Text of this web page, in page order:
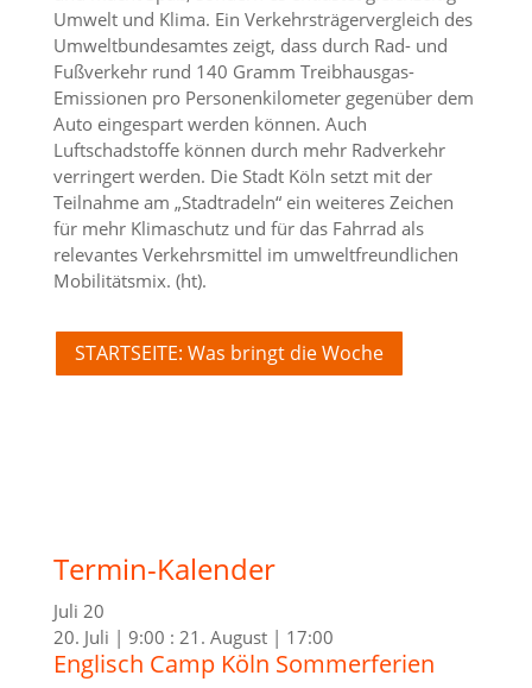
Umwelt und Klima. Ein Verkehrsträgervergleich des
Umweltbundesamtes zeigt, dass durch Rad- und
Fußverkehr rund 140 Gramm Treibhausgas-
Emissionen pro ⁠Personenkilometer⁠ gegenüber dem
Auto eingespart werden können. Auch
Luftschadstoffe können durch mehr Radverkehr
verringert werden. Die Stadt Köln setzt mit der
Teilnahme am „Stadtradeln“ ein weiteres Zeichen
für mehr Klimaschutz und für das Fahrrad als
relevantes Verkehrsmittel im umweltfreundlichen
Mobilitätsmix. (ht).
STARTSEITE: Was bringt die Woche
Termin-Kalender
Juli 20
20. Juli | 9:00 : 21. August | 17:00
Englisch Camp Köln Sommerferien